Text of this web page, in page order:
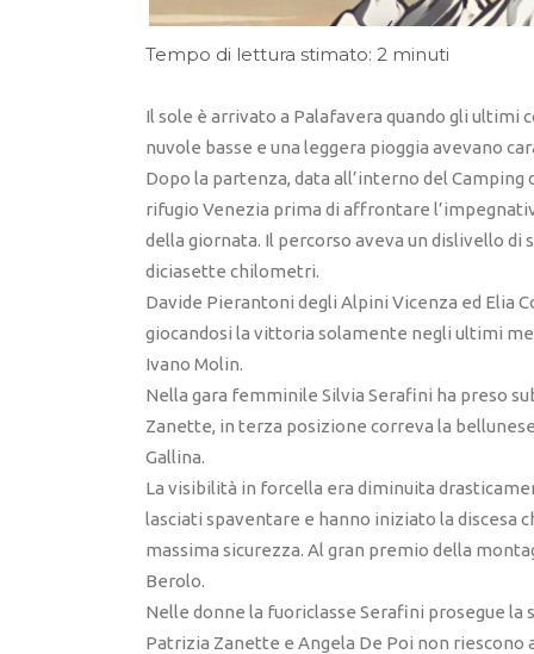
Tempo di lettura stimato: 2 minuti
Il sole è arrivato a Palafavera quando gli ultimi
nuvole basse e una leggera pioggia avevano
Dopo la partenza, data all’interno del
rifugio Venezia prima di affrontare
della giornata. Il percorso aveva un dislivello di
diciasette chilometri.
Davide Pierantoni degli Alpini Vicenza ed Elia
giocandosi la vittoria solamente negli ultimi
Ivano Molin.
Nella gara femminile Silvia Serafini ha preso
Zanette, in terza posizione correva la
Gallina.
La visibilità in forcella era diminuita
lasciati spaventare e hanno iniziato la discesa
massima sicurezza. Al gran premio della
Berolo.
Nelle donne la fuoriclasse Serafini prosegue la
Patrizia Zanette e Angela De Poi non riescono